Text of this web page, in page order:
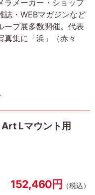
ラメーカー・ショップ
誌・WEBマガジンなど
ープ展多数開催。代表
真集に「浜」（赤々
Lマウント用
152,460円 （税込）